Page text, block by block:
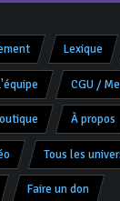
Lexique
CGU /
À propos
Tous les
Faire un don